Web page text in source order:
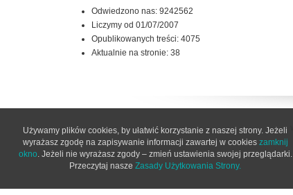
Odwiedzono nas: 9242562
Liczymy od 01/07/2007
Opublikowanych treści: 4075
Aktualnie na stronie: 38
Używamy plików cookies, by ułatwić korzystanie z naszej strony. Jeżeli
wyrażasz zgodę na zapisywanie informacji zawartej w cookies zamknij
okno. Jeżeli nie wyrażasz zgody – zmień ustawienia swojej przeglądarki.
Przeczytaj nasze Zasady Użytkowania Strony.